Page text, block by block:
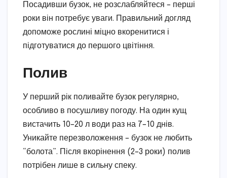
Посадивши бузок, не розслабляйтеся – перші
роки він потребує уваги. Правильний догляд
допоможе рослині міцно вкоренитися і
підготуватися до першого цвітіння.
Полив
У перший рік поливайте бузок регулярно,
особливо в посушливу погоду. На один кущ
вистачить 10–20 л води раз на 7–10 днів.
Уникайте перезволоження – бузок не любить
“болота”. Після вкорінення (2–3 роки) полив
потрібен лише в сильну спеку.